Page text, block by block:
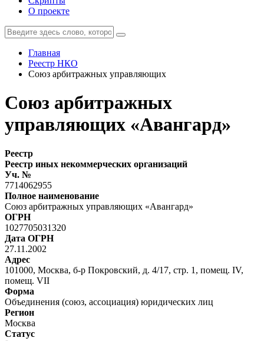
О проекте
Главная
Реестр НКО
Союз арбитражных управляющих
Союз арбитражных
управляющих «Авангард»
Реестр
Реестр иных некоммерческих организаций
Уч. №
7714062955
Полное наименование
Союз арбитражных управляющих «Авангард»
ОГРН
1027705031320
Дата ОГРН
27.11.2002
Адрес
101000, Москва, б-р Покровский, д. 4/17, стр. 1, помещ. IV,
помещ. VII
Форма
Объединения (союз, ассоциация) юридических лиц
Регион
Москва
Статус